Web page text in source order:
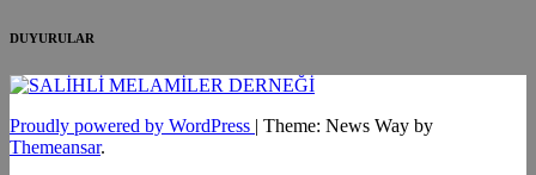
DUYURULAR
Proudly powered by WordPress | Theme: News Way by
Themeansar.